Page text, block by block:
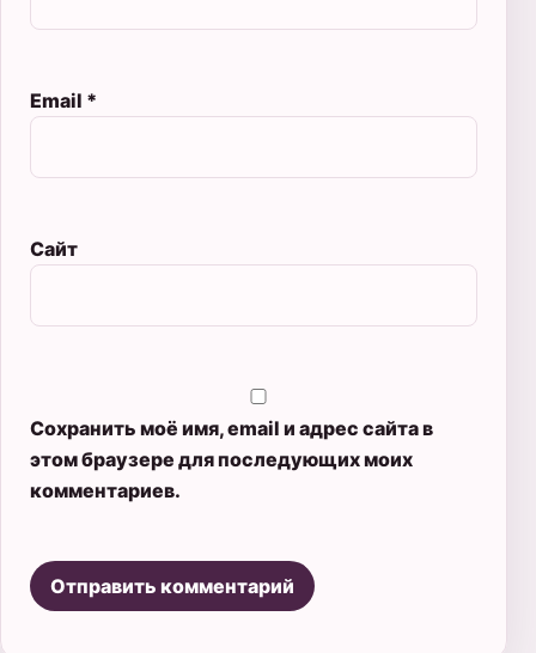
Email *
Сайт
Сохранить моё имя, email и адрес сайта в
этом браузере для последующих моих
комментариев.